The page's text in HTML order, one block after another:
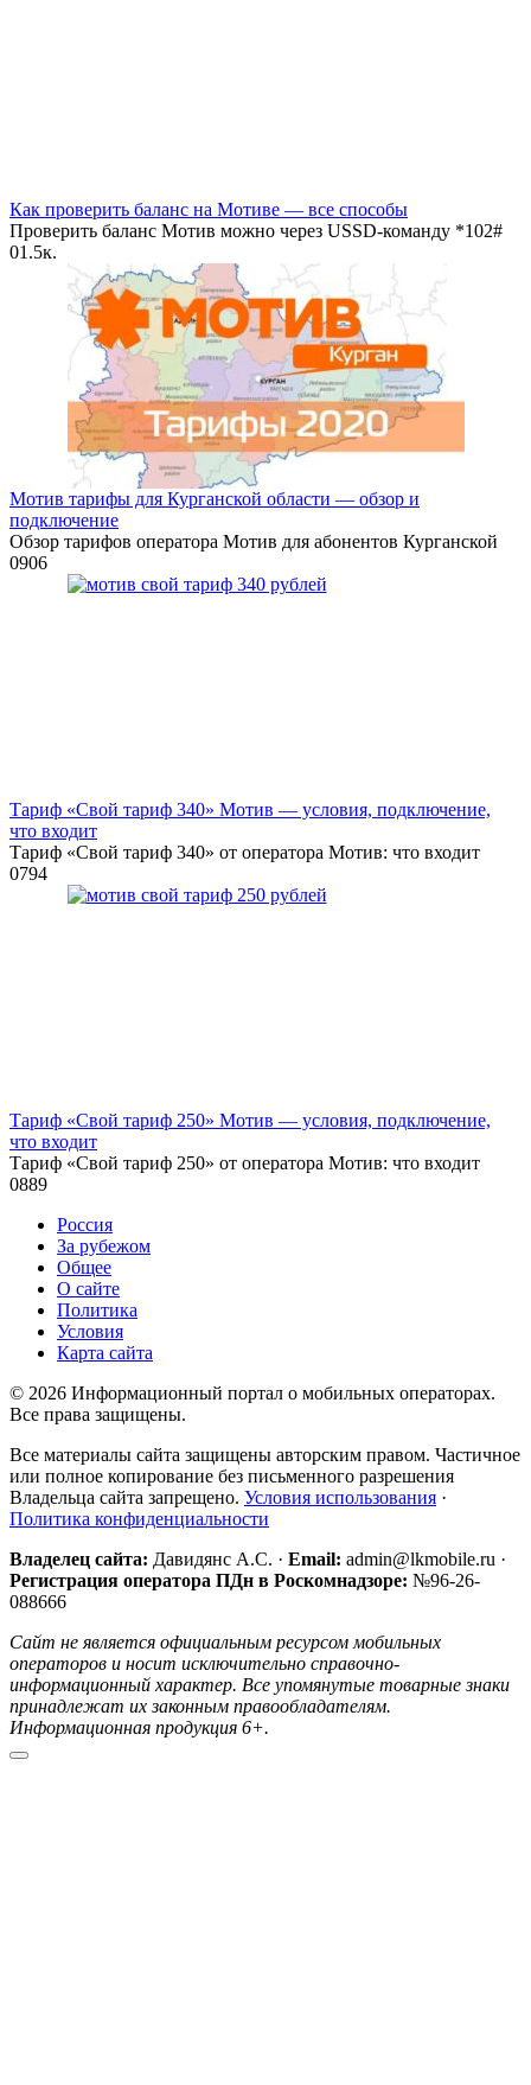
Как проверить баланс на Мотиве — все способы
Проверить баланс Мотив можно через USSD-команду *102#
01.5к.
Мотив тарифы для Курганской области — обзор и
подключение
Обзор тарифов оператора Мотив для абонентов Курганской
0906
Тариф «Свой тариф 340» Мотив — условия, подключение,
что входит
Тариф «Свой тариф 340» от оператора Мотив: что входит
0794
Тариф «Свой тариф 250» Мотив — условия, подключение,
что входит
Тариф «Свой тариф 250» от оператора Мотив: что входит
0889
Россия
За рубежом
Общее
О сайте
Политика
Условия
Карта сайта
© 2026 Информационный портал о мобильных операторах.
Все права защищены.
Все материалы сайта защищены авторским правом. Частичное
или полное копирование без письменного разрешения
Владельца сайта запрещено. Условия использования ·
Политика конфиденциальности
Владелец сайта: Давидянс А.С. · Email: admin@lkmobile.ru ·
Регистрация оператора ПДн в Роскомнадзоре: №96-26-
088666
Сайт не является официальным ресурсом мобильных
операторов и носит исключительно справочно-
информационный характер. Все упомянутые товарные знаки
принадлежат их законным правообладателям.
Информационная продукция 6+.